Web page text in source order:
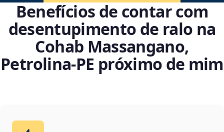
Benefícios de contar com
desentupimento de ralo na
Cohab Massangano,
Petrolina‑PE próximo de mim